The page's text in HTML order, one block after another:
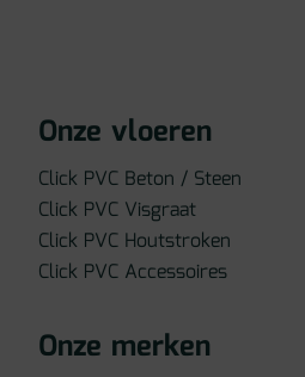
Onze vloeren
Click PVC Beton / Steen
Click PVC Visgraat
Click PVC Houtstroken
Click PVC Accessoires
Onze merken